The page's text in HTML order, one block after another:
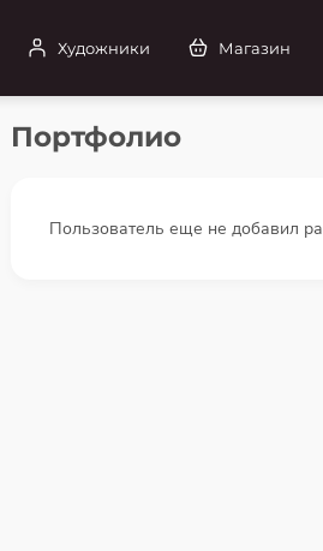
Художники Магазин
Портфолио
Пользователь еще не добавил